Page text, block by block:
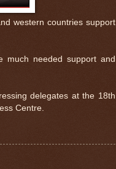
western countries support
much needed support and
delegates at the 18th
Centre.